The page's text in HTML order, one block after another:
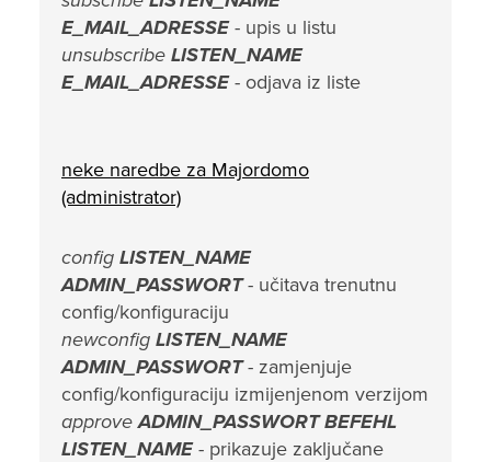
E_MAIL_ADRESSE- upis u listu
unsubscribe LISTEN_NAME
E_MAIL_ADRESSE- odjava iz liste
neke naredbe za Majordomo
(administrator)
config LISTEN_NAME
ADMIN_PASSWORT- učitava trenutnu
config/konfiguraciju
newconfig LISTEN_NAME
ADMIN_PASSWORT- zamjenjuje
config/konfiguraciju izmijenjenom verzijom
approveADMIN_PASSWORT BEFEHL
LISTEN_NAME- prikazuje zaključane